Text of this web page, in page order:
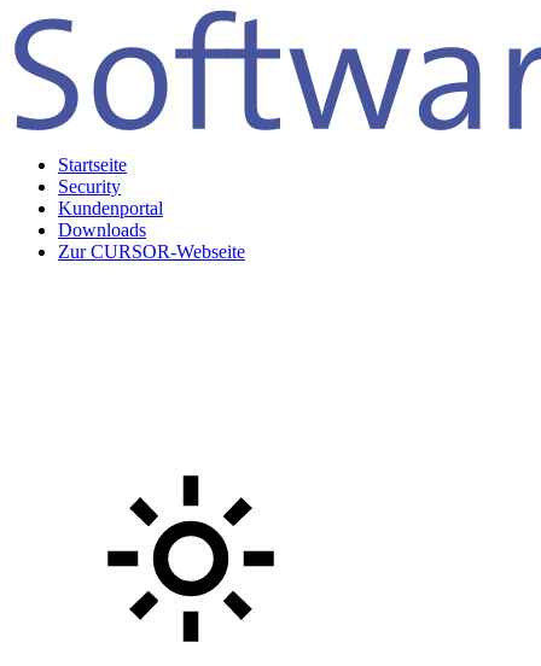
Startseite
Security
Kundenportal
Downloads
Zur CURSOR-Webseite